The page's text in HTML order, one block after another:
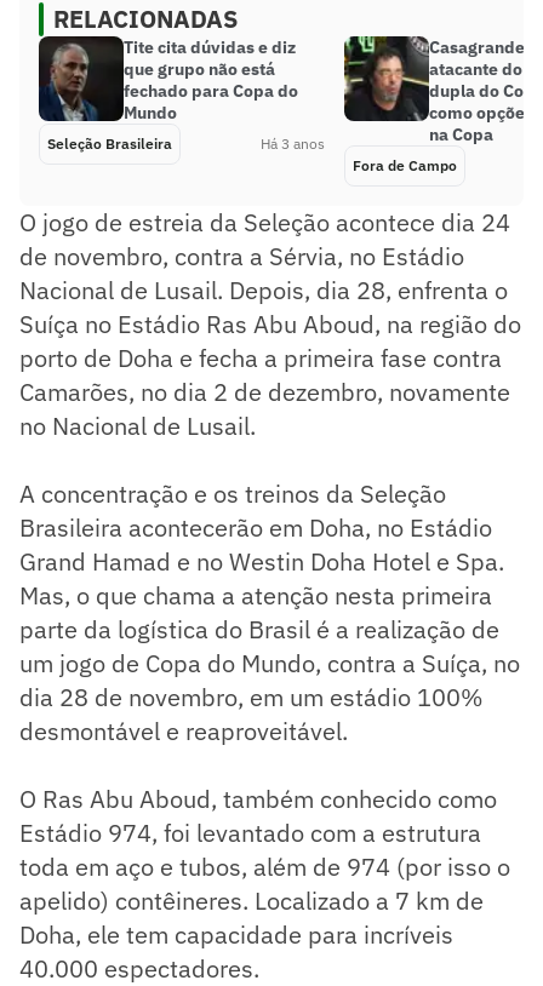
RELACIONADAS
Tite cita dúvidas e diz
que grupo não está
fechado para Copa do
Mundo
Seleção Brasileira Há 3 anos
Casagrande
atacante do
dupla do
como opções
na Copa
Fora de Campo
O jogo de estreia da Seleção acontece dia 24
de novembro, contra a Sérvia, no Estádio
Nacional de Lusail. Depois, dia 28, enfrenta o
Suíça no Estádio Ras Abu Aboud, na região do
porto de Doha e fecha a primeira fase contra
Camarões, no dia 2 de dezembro, novamente
no Nacional de Lusail.
A concentração e os treinos da Seleção
Brasileira acontecerão em Doha, no Estádio
Grand Hamad e no Westin Doha Hotel e Spa.
Mas, o que chama a atenção nesta primeira
parte da logística do Brasil é a realização de
um jogo de Copa do Mundo, contra a Suíça, no
dia 28 de novembro, em um estádio 100%
desmontável e reaproveitável.
O Ras Abu Aboud, também conhecido como
Estádio 974, foi levantado com a estrutura
toda em aço e tubos, além de 974 (por isso o
apelido) contêineres. Localizado a 7 km de
Doha, ele tem capacidade para incríveis
40.000 espectadores.